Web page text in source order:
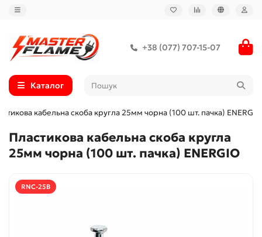
+38 (077) 707-15-07
Каталог
кабельна скоба кругла 25мм чорна (100 шт. пачка) ENERGIO
Пластикова кабельна скоба кругла
25мм чорна (100 шт. пачка) ENERGIO
RNC-25B